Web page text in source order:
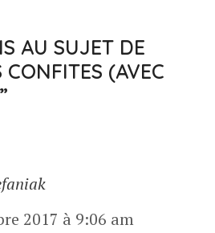
AU SUJET DE
CONFITES (AVEC
2017 à 9:06 am